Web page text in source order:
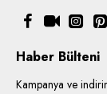
Haber Bülteni
Kampanya ve